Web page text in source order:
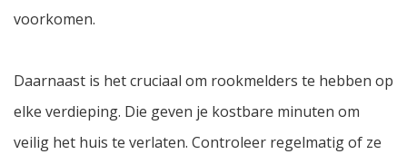
voorkomen.
Daarnaast is het cruciaal om rookmelders te hebben op
elke verdieping. Die geven je kostbare minuten om
veilig het huis te verlaten. Controleer regelmatig of ze